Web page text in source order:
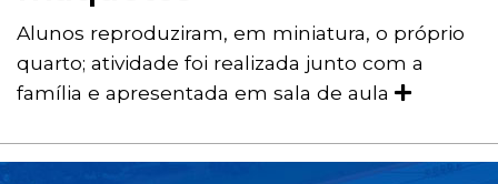
Alunos reproduziram, em miniatura, o próprio
quarto; atividade foi realizada junto com a
família e apresentada em sala de aula